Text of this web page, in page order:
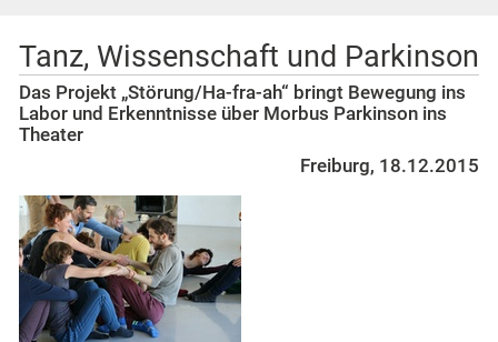
Tanz, Wissenschaft und Parkinson
Das Projekt „Störung/Ha-fra-ah“ bringt Bewegung ins
Labor und Erkenntnisse über Morbus Parkinson ins
Theater
Freiburg, 18.12.2015